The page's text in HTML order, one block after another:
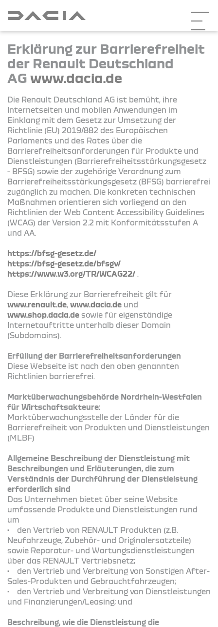
Erklärung zur Barrierefreiheit
der Renault Deutschland
AG www.dacia.de
Die Renault Deutschland AG ist bemüht, ihre
Internetseiten und mobilen Anwendungen im
Einklang mit dem Gesetz zur Umsetzung der
Richtlinie (EU) 2019/882 des Europäischen
Parlaments und des Rates über die
Barrierefreiheitsanforderungen für Produkte und
Dienstleistungen (Barrierefreiheitsstärkungsgesetz
- BFSG) sowie der zugehörige Verordnung zum
Barrierefreiheitsstärkungsgesetz (BFSG) barrierefrei
zugänglich zu machen. Die konkreten technischen
Maßnahmen orientieren sich vorliegend an den
Richtlinien der Web Content Accessibility Guidelines
(WCAG) der Version 2.2 mit Konformitätsstufen A
und AA.
https://bfsg-gesetz.de/
https://bfsg-gesetz.de/bfsgv/
https://www.w3.org/TR/WCAG22/ .
Diese Erklärung zur Barrierefreiheit gilt für
www.renault.de, www.dacia.de und
www.shop.dacia.de sowie für eigenständige
Internetauftritte unterhalb dieser Domain
(Subdomains).
Erfüllung der Barrierefreiheitsanforderungen
Diese Webseite ist nach den oben genannten
Richtlinien barrierefrei.
Marktüberwachungsbehörde Nordrhein-Westfalen
für Wirtschaftsakteure:
Marktüberwachungsstelle der Länder für die
Barrierefreiheit von Produkten und Dienstleistungen
(MLBF)
Allgemeine Beschreibung der Dienstleistung mit
Beschreibungen und Erläuterungen, die zum
Verständnis der Durchführung der Dienstleistung
erforderlich sind
Das Unternehmen bietet über seine Website
umfassende Produkte und Dienstleistungen rund
um
• den Vertrieb von RENAULT Produkten (z.B.
Neufahrzeuge, Zubehör- und Originalersatzteile)
sowie Reparatur- und Wartungsdienstleistungen
über das RENAULT Vertriebsnetz;
• den Vertrieb und Verbreitung von Sonstigen After-
Sales-Produkten und Gebrauchtfahrzeugen;
• den Vertrieb und Verbreitung von Dienstleistungen
und Finanzierungen/Leasing; und
Beschreibung, wie die Dienstleistung die